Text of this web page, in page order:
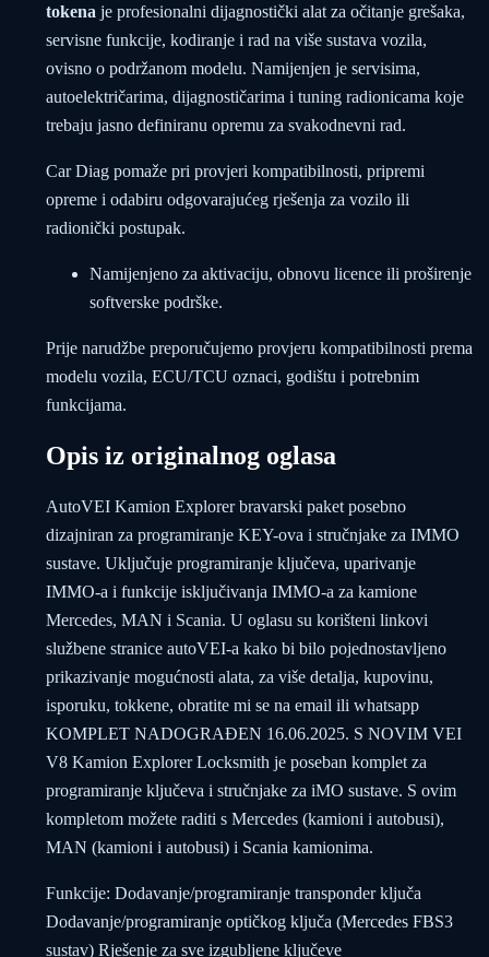
tokena je profesionalni dijagnostički alat za očitanje grešaka,
servisne funkcije, kodiranje i rad na više sustava vozila,
ovisno o podržanom modelu. Namijenjen je servisima,
autoelektričarima, dijagnostičarima i tuning radionicama koje
trebaju jasno definiranu opremu za svakodnevni rad.
Car Diag pomaže pri provjeri kompatibilnosti, pripremi
opreme i odabiru odgovarajućeg rješenja za vozilo ili
radionički postupak.
Namijenjeno za aktivaciju, obnovu licence ili proširenje
softverske podrške.
Prije narudžbe preporučujemo provjeru kompatibilnosti prema
modelu vozila, ECU/TCU oznaci, godištu i potrebnim
funkcijama.
Opis iz originalnog oglasa
AutoVEI Kamion Explorer bravarski paket posebno
dizajniran za programiranje KEY-ova i stručnjake za IMMO
sustave. Uključuje programiranje ključeva, uparivanje
IMMO-a i funkcije isključivanja IMMO-a za kamione
Mercedes, MAN i Scania. U oglasu su korišteni linkovi
službene stranice autoVEI-a kako bi bilo pojednostavljeno
prikazivanje mogućnosti alata, za više detalja, kupovinu,
isporuku, tokkene, obratite mi se na email ili whatsapp
KOMPLET NADOGRAĐEN 16.06.2025. S NOVIM VEI
V8 Kamion Explorer Locksmith je poseban komplet za
programiranje ključeva i stručnjake za iMO sustave. S ovim
kompletom možete raditi s Mercedes (kamioni i autobusi),
MAN (kamioni i autobusi) i Scania kamionima.
Funkcije: Dodavanje/programiranje transponder ključa
Dodavanje/programiranje optičkog ključa (Mercedes FBS3
sustav) Rješenje za sve izgubljene ključeve